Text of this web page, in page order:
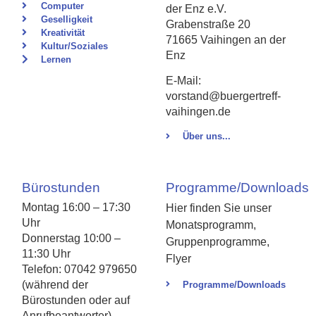
Computer
Geselligkeit
Kreativität
Kultur/Soziales
Lernen
der Enz e.V.
Grabenstraße 20
71665 Vaihingen an der
Enz
E-Mail:
vorstand@buergertreff-
vaihingen.de
Über uns...
Bürostunden
Montag 16:00 – 17:30
Uhr
Donnerstag 10:00 –
11:30 Uhr
Telefon: 07042 979650
(während der
Bürostunden oder auf
Programme/Downloads
Hier finden Sie unser
Monatsprogramm,
Gruppenprogramme,
Flyer
Programme/Downloads